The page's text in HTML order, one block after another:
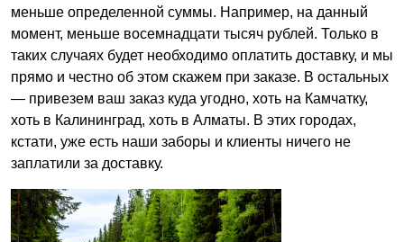
меньше определенной суммы. Например, на данный
момент, меньше восемнадцати тысяч рублей. Только в
таких случаях будет необходимо оплатить доставку, и мы
прямо и честно об этом скажем при заказе. В остальных
— привезем ваш заказ куда угодно, хоть на Камчатку,
хоть в Калининград, хоть в Алматы. В этих городах,
кстати, уже есть наши заборы и клиенты ничего не
заплатили за доставку.